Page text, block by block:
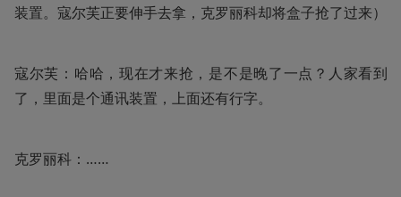
装置。寇尔芙正要伸手去拿，克罗丽科却将盒子抢了过来）
寇尔芙：哈哈，现在才来抢，是不是晚了一点？人家看到
了，里面是个通讯装置，上面还有行字。
克罗丽科：……